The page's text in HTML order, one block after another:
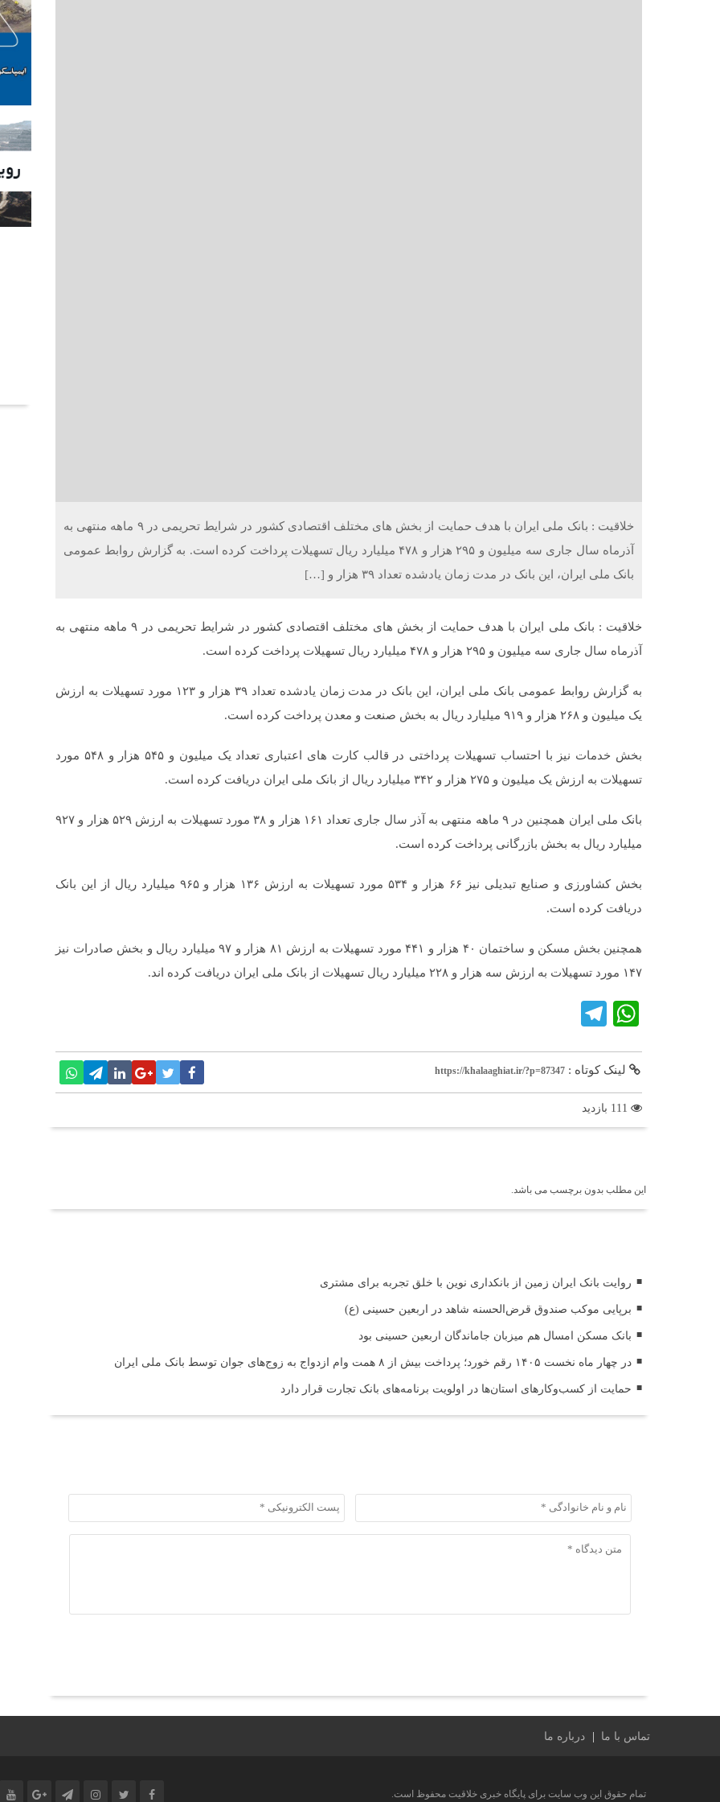
خلاقیت : بانک ملی ایران با هدف حمایت از بخش های مختلف اقتصادی کشور در شرایط تحریمی در ۹ ماهه منتهی به
آذرماه سال جاری سه میلیون و ۲۹۵ هزار و ۴۷۸ میلیارد ریال تسهیلات پرداخت کرده است. به گزارش روابط عمومی
بانک ملی ایران، این بانک در مدت زمان یادشده تعداد ۳۹ هزار و […]
خلاقیت : بانک ملی ایران با هدف حمایت از بخش های مختلف اقتصادی کشور در شرایط تحریمی در ۹ ماهه منتهی به
آذرماه سال جاری سه میلیون و ۲۹۵ هزار و ۴۷۸ میلیارد ریال تسهیلات پرداخت کرده است.
به گزارش روابط عمومی بانک ملی ایران، این بانک در مدت زمان یادشده تعداد ۳۹ هزار و ۱۲۳ مورد تسهیلات به ارزش
یک میلیون و ۲۶۸ هزار و ۹۱۹ میلیارد ریال به بخش صنعت و معدن پرداخت کرده است.
بخش خدمات نیز با احتساب تسهیلات پرداختی در قالب کارت های اعتباری تعداد یک میلیون و ۵۴۵ هزار و ۵۴۸ مورد
تسهیلات به ارزش یک میلیون و ۲۷۵ هزار و ۳۴۲ میلیارد ریال از بانک ملی ایران دریافت کرده است.
بانک ملی ایران همچنین در ۹ ماهه منتهی به آذر سال جاری تعداد ۱۶۱ هزار و ۳۸ مورد تسهیلات به ارزش ۵۲۹ هزار و ۹۲۷
میلیارد ریال به بخش بازرگانی پرداخت کرده است.
بخش کشاورزی و صنایع تبدیلی نیز ۶۶ هزار و ۵۳۴ مورد تسهیلات به ارزش ۱۳۶ هزار و ۹۶۵ میلیارد ریال از این بانک
دریافت کرده است.
همچنین بخش مسکن و ساختمان ۴۰ هزار و ۴۴۱ مورد تسهیلات به ارزش ۸۱ هزار و ۹۷ میلیارد ریال و بخش صادرات نیز
۱۴۷ مورد تسهیلات به ارزش سه هزار و ۲۲۸ میلیارد ریال تسهیلات از بانک ملی ایران دریافت کرده اند.
WhatsApp
لینک کوتاه : https://khalaaghiat.ir/?p=87347
این مطلب بدون برچسب می باشد.
روایت بانک ایران زمین از بانکداری نوین با خلق تجربه برای مشتری
برپایی موکب صندوق قرض‌الحسنه شاهد در اربعین حسینی (ع)
بانک مسکن امسال هم میزبان جاماندگان اربعین حسینی بود
در چهار ماه نخست ۱۴۰۵ رقم خورد؛ پرداخت بیش از ۸ همت وام ازدواج به زوج‌های جوان توسط بانک ملی ایران
حمایت از کسب‌وکارهای استان‌ها در اولویت برنامه‌های بانک تجارت قرار دارد
تماس با ما درباره ما
تمام حقوق این وب سایت برای پایگاه خبری خلاقیت محفوظ است.